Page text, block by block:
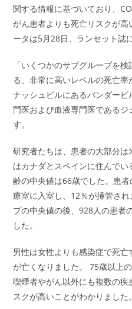
関する情報に基づいており、
がん患者よりも死亡リスクが
ータは5月28日、ランセット誌
「いくつかのサブグループを
る、非常に高いレベルの死亡
ナッシュビルにあるバンダー
門医および血液専門医である
す。
研究者たちは、患者の大部分
はカナダとスペインに住んで
齢の中央値は66歳でした。患
療室に入室し、12％が挿管さ
プの中央値の後、928人の患者
した。
男性は女性よりも感染症で死
が亡くなりました。 75歳以上
喫煙者やがん以外にも複数の
スクが高いことがわかりました。